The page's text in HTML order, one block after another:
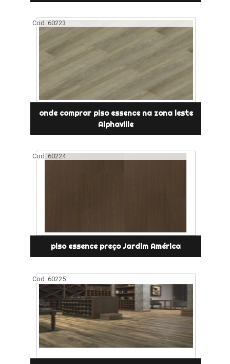
Cod.:60223
onde comprar piso essence na zona leste
Alphaville
Cod.:60224
piso essence preço Jardim América
Cod.:60225